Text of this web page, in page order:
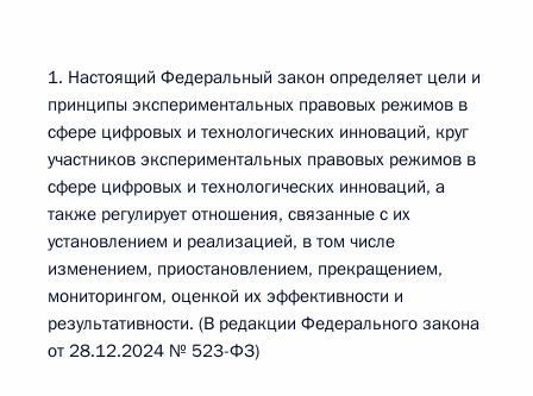
1. Настоящий Федеральный закон определяет цели и
принципы экспериментальных правовых режимов в
сфере цифровых и технологических инноваций, круг
участников экспериментальных правовых режимов в
сфере цифровых и технологических инноваций, а
также регулирует отношения, связанные с их
установлением и реализацией, в том числе
изменением, приостановлением, прекращением,
мониторингом, оценкой их эффективности и
результативности. (В редакции Федерального закона
от 28.12.2024 № 523-ФЗ)